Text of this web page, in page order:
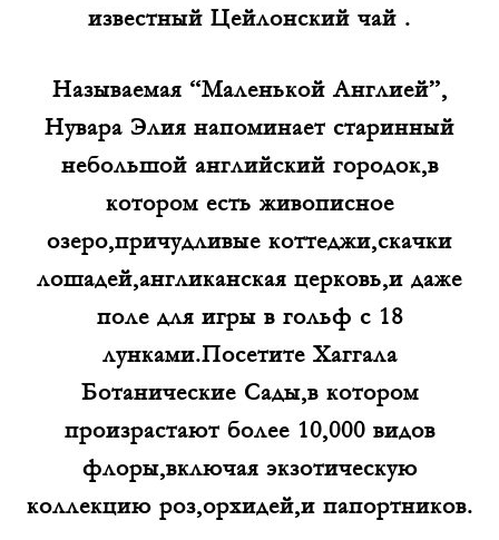
известный Цейлонский чай .
Называемая “Маленькой Англией”,
Нувара Элия напоминает старинный
небольшой английский городок,в
котором есть живописное
озеро,причудливые коттеджи,скачки
лошадей,англиканская церковь,и даже
поле для игры в гольф с 18
лунками.Посетите Хаггала
Ботанические Сады,в котором
произрастают более 10,000 видов
флоры,включая экзотическую
коллекцию роз,орхидей,и папортников.